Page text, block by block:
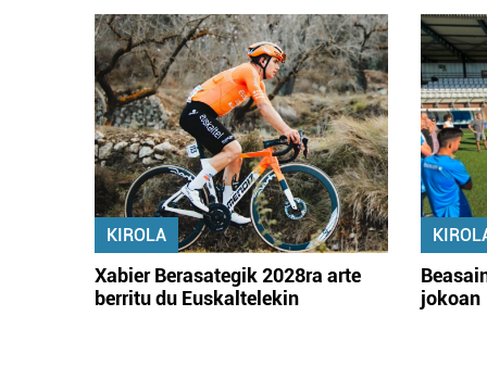
KIROLA
Xabier Berasategik 2028ra arte
berritu du Euskaltelekin
jokoan